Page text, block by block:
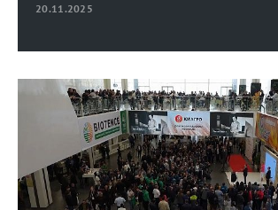
20.11.2025